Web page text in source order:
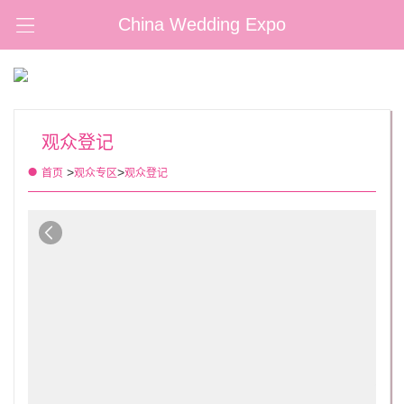
China Wedding Expo
观众登记
首页 >观众专区>观众登记